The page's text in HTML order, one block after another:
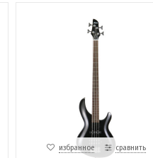
избранное сравнить